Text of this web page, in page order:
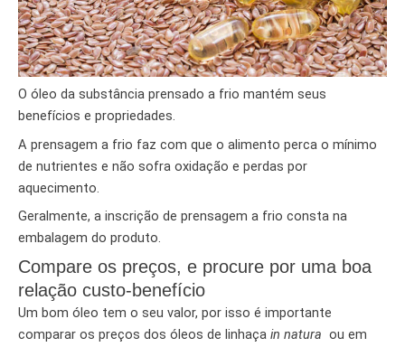
O óleo da substância prensado a frio mantém seus
benefícios e propriedades.
A prensagem a frio faz com que o alimento perca o mínimo
de nutrientes e não sofra oxidação e perdas por
aquecimento.
Geralmente, a inscrição de prensagem a frio consta na
embalagem do produto.
Compare os preços, e procure por uma boa
relação custo-benefício
Um bom óleo tem o seu valor, por isso é importante
comparar os preços dos óleos de linhaça in natura ou em